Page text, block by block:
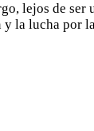
lejos de ser
la lucha por